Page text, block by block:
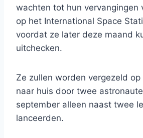
wachten tot hun vervangingen
op het International Space
voordat ze later deze maand
uitchecken.
Ze zullen worden vergezeld
naar huis door twee
september alleen naast twee
lanceerden.